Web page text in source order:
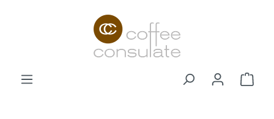
Zum Hauptinhalt springen